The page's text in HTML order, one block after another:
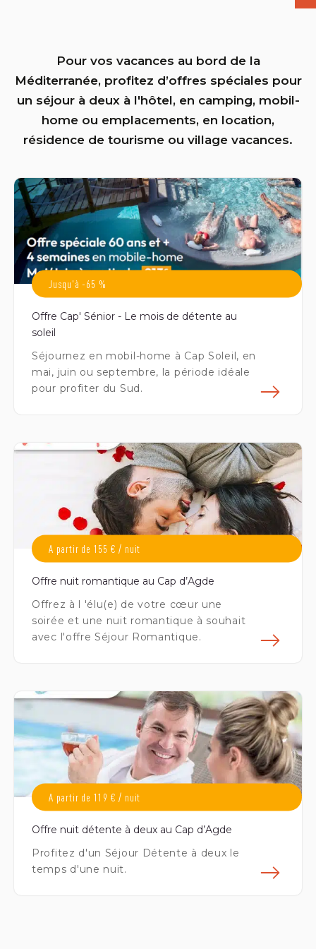
Pour vos vacances au bord de la
Méditerranée, profitez d’offres spéciales pour
un séjour à deux à l'hôtel, en camping, mobil-
home ou emplacements, en location,
résidence de tourisme ou village vacances.
Jusqu'à -65 %
Offre Cap' Sénior - Le mois de détente au
soleil
Séjournez en mobil-home à Cap Soleil, en
mai, juin ou septembre, la période idéale
pour profiter du Sud.
A partir de 155 € / nuit
Offre nuit romantique au Cap d’Agde
Offrez à l 'élu(e) de votre cœur une
soirée et une nuit romantique à souhait
avec l'offre Séjour Romantique.
A partir de 119 € / nuit
Offre nuit détente à deux au Cap d’Agde
Profitez d'un Séjour Détente à deux le
temps d'une nuit.